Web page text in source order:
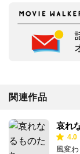
関連作品
哀れ
4.0
風変